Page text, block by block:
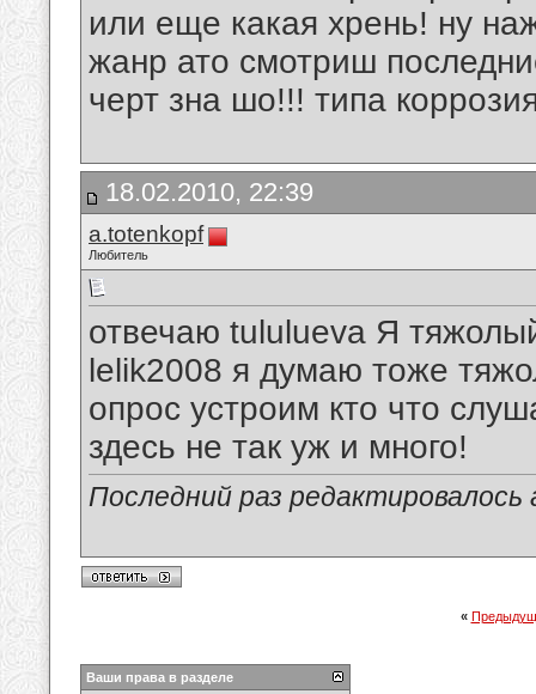
или еще какая хрень! ну
жанр ато смотриш
черт зна шо!!! типа
18.02.2010, 22:39
a.totenkopf
Любитель
отвечаю tululueva Я
lelik2008 я думаю тоже
опрос устроим кто что
здесь не так уж и много!
Последний раз
«
Ваши права в разделе